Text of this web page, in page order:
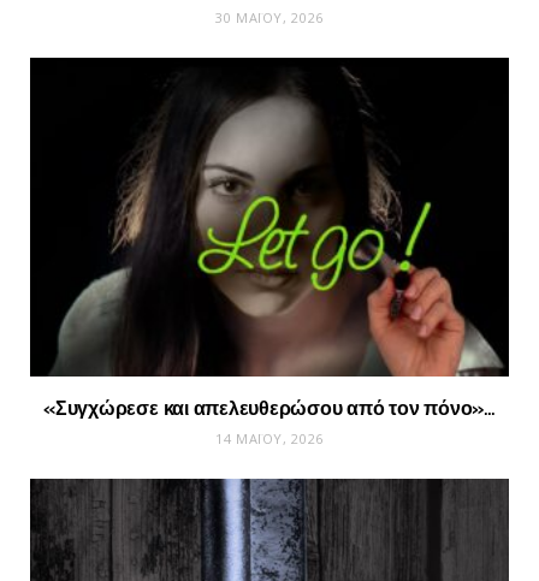
30 ΜΑΪ́ΟΥ, 2026
«Συγχώρεσε και απελευθερώσου από τον πόνο»…
14 ΜΑΪ́ΟΥ, 2026